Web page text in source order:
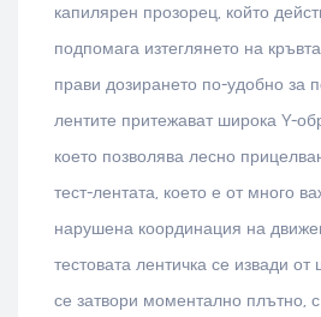
капилярен прозорец, който
подпомага изтеглянето на
прави дозирането по-удобно за
лентите притежават широка Y-
което позволява лесно
тест-лентата, което е от много
нарушена координация на
тестовата лентичка се извади
се затвори моментално плътно,